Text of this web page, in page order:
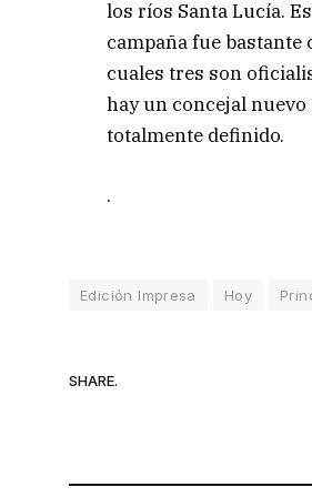
los ríos Santa Lucía.
campaña fue bastante
cuales tres son
hay un concejal
totalmente definido.
.
Edición Impresa Hoy
SHARE.